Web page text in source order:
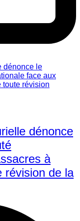
dénonce
à
révision de la